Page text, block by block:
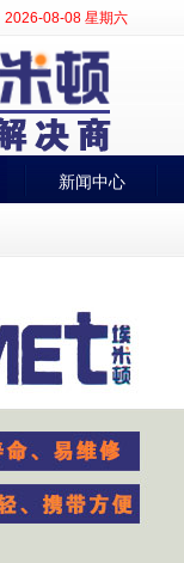
2026-08-08 星期六
新闻中心